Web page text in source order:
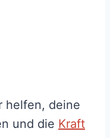
helfen, deine
und die Kraft